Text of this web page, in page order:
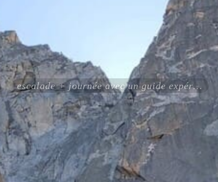
escalade + journée avec un guide expérimenté certifié ENSA UIAGM